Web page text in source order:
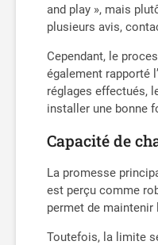
and play », mais
plusieurs avis,
Cependant, le
également rapporté
réglages effectués,
installer une bonne
Capacité de
La promesse
est perçu comme
permet de
Toutefois, la limite